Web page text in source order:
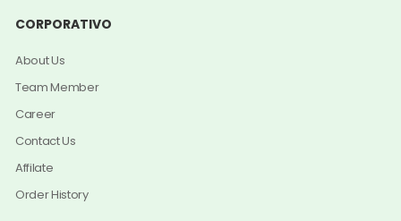
CORPORATIVO
About Us
Team Member
Career
Contact Us
Affilate
Order History